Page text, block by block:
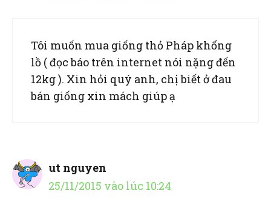
Tôi muốn mua giống thỏ Pháp khổng
lồ ( đọc báo trên internet nói nặng đến
12kg ). Xin hỏi quý anh, chị biết ở đau
bán giống xin mách giúp ạ
ut nguyen
25/11/2015 vào lúc 10:24